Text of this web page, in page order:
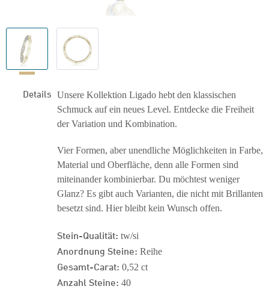
Details Unsere Kollektion Ligado hebt den klassischen
Schmuck auf ein neues Level. Entdecke die Freiheit
der Variation und Kombination.
Vier Formen, aber unendliche Möglichkeiten in Farbe,
Material und Oberfläche, denn alle Formen sind
miteinander kombinierbar. Du möchtest weniger
Glanz? Es gibt auch Varianten, die nicht mit Brillanten
besetzt sind. Hier bleibt kein Wunsch offen.
Stein-Qualität: tw/si
Anordnung Steine: Reihe
Gesamt-Carat: 0,52 ct
Anzahl Steine: 40